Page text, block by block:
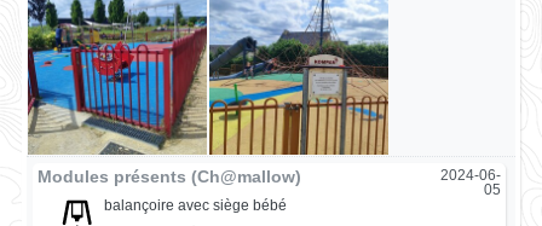
Modules présents (Ch@mallow)
2024-06-
05
balançoire avec siège bébé